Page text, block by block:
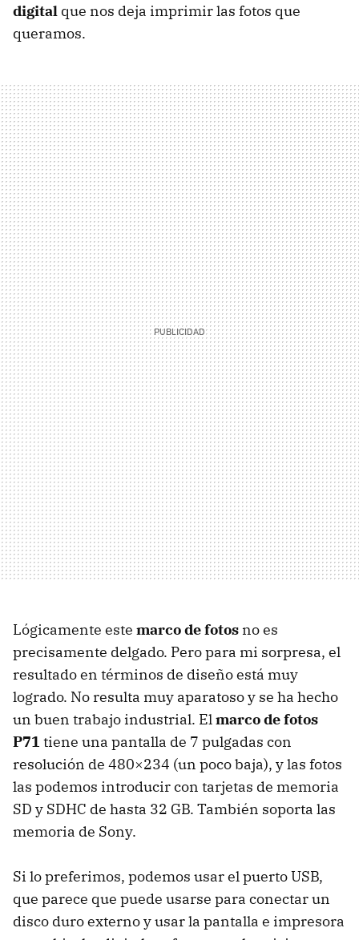
digital que nos deja imprimir las fotos que
queramos.
Lógicamente este marco de fotos no es
precisamente delgado. Pero para mi sorpresa, el
resultado en términos de diseño está muy
logrado. No resulta muy aparatoso y se ha hecho
un buen trabajo industrial. El marco de fotos
P71 tiene una pantalla de 7 pulgadas con
resolución de 480×234 (un poco baja), y las fotos
las podemos introducir con tarjetas de memoria
SD y SDHC de hasta 32 GB. También soporta las
memoria de Sony.
Si lo preferimos, podemos usar el puertoUSB,
que parece que puede usarse para conectar un
disco duro externo y usar la pantalla e impresora